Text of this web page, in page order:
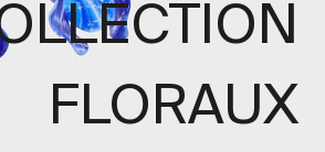
FLORAUX